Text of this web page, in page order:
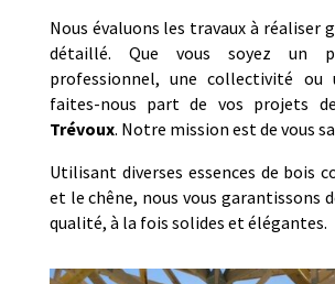
Nous évaluons les travaux à réaliser
détaillé. Que vous soyez un
professionnel, une collectivité ou
faites-nous part de vos projets
Trévoux. Notre mission est de vous
Utilisant diverses essences de bois
et le chêne, nous vous garantissons
qualité, à la fois solides et élégantes.